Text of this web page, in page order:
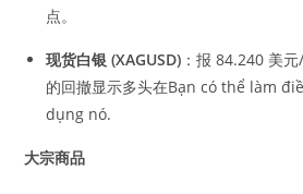
点。
现货白银 (XAGUSD) ：报 84.240 美
的回撤显示多头在Bạn có thể làm
dụng nó.
大宗商品